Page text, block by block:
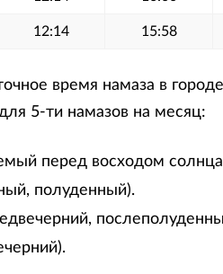
12:14 15:58
время намаза в
5-ти намазов на месяц:
перед восходом
полуденный).